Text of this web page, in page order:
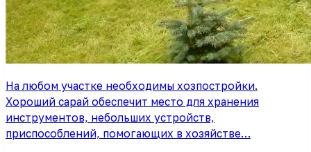
На любом участке необходимы хозпостройки.
Хороший сарай обеспечит место для хранения
инструментов, небольших устройств,
приспособлений, помогающих в хозяйстве…